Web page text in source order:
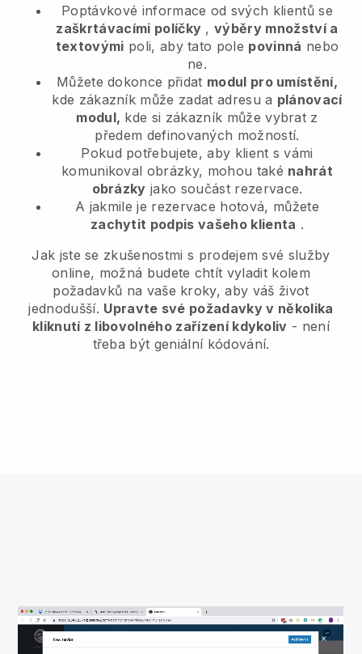
Poptávkové informace od svých klientů se
zaškrtávacími políčky ,výběry množství a
textovými poli, aby tato pole povinná nebo
ne.
Můžete dokonce přidat modul pro umístění,
kde zákazník může zadat adresu a plánovací
modul, kde si zákazník může vybrat z
předem definovaných možností.
Pokud potřebujete, aby klient s vámi
komunikoval obrázky, mohou také nahrát
obrázky jako součást rezervace.
A jakmile je rezervace hotová, můžete
zachytit podpis vašeho klienta .
Jak jste se zkušenostmi s prodejem své služby
online, možná budete chtít vyladit kolem
požadavků na vaše kroky, aby váš život
jednodušší. Upravte své požadavky v několika
kliknutí z libovolného zařízení kdykoliv - není
třeba být geniální kódování.